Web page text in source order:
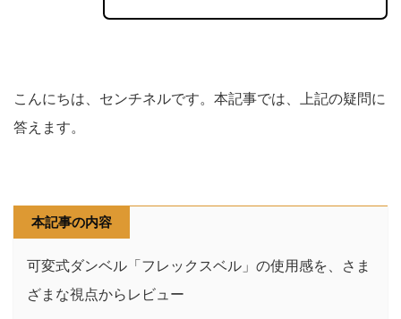
こんにちは、センチネルです。本記事では、上記の疑問に
答えます。
本記事の内容
可変式ダンベル「フレックスベル」の使用感を、さま
ざまな視点からレビュー